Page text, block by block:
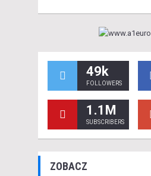
49k
FOLLOWERS
1.1M
SUBSCRIBERS
ZOBACZ